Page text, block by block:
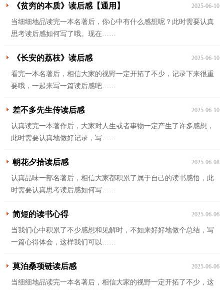
《贫穷的本质》读后感【通用】 2025-06-10
当细细地品读完一本名著后，你心中有什么感想呢？此时需要认真
思考读后感如何写了哦。现在……
《长安的荔枝》读后感 2025-06-10
看完一本名著后，相信大家的视野一定开拓了不少，记录下来很重
要哦，一起来写一篇读后感吧……
差不多先生传读后感 2025-06-10
认真读完一本著作后，大家对人生或者事物一定产生了许多感想，
此时需要认真地做好记录，写……
朝花夕拾读后感 2025-06-08
认真品味一部名著后，相信大家都积累了属于自己的读书感悟，此
时需要认真思考读后感如何写……
简短的读书心得 2025-06-06
当我们心中积累了不少感想和见解时，不如来好好地做个总结，写
一篇心得体会，这样我们可以……
莫泊桑项链读后感 2025-06-06
当细细地品读完一本名著后，相信大家的视野一定开拓了不少，这